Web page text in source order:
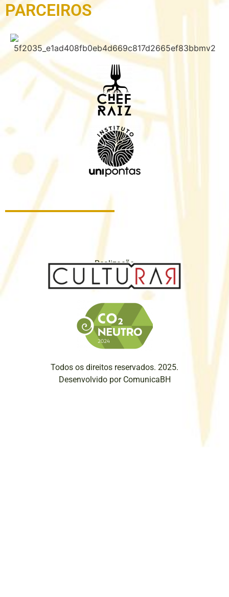
PARCEIROS
Realização
Todos os direitos reservados. 2025.
Desenvolvido por ComunicaBH